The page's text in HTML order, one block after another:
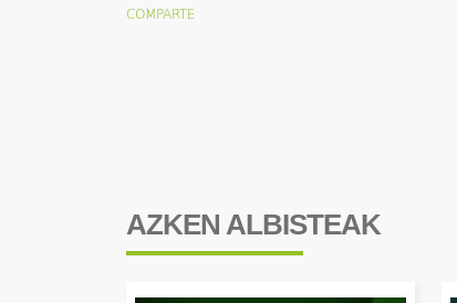
AZKEN ALBISTEAK